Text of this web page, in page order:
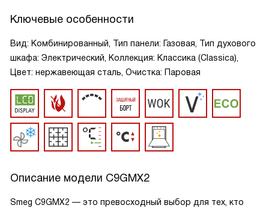
Ключевые особенности
Вид: Комбинированный, Тип панели: Газовая, Тип духового
шкафа: Электрический, Коллекция: Классика (Classica),
Цвет: нержавеющая сталь, Очистка: Паровая
Описание модели C9GMX2
Smeg C9GMX2 — это превосходный выбор для тех, кто